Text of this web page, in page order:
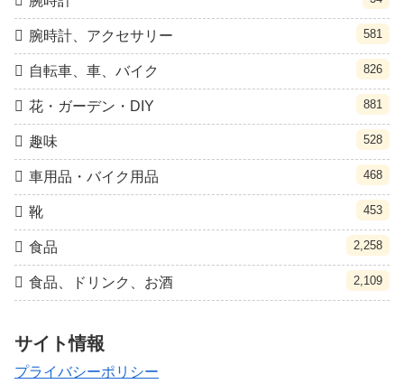
腕時計、アクセサリー 581
自転車、車、バイク 826
花・ガーデン・DIY 881
趣味 528
車用品・バイク用品 468
靴 453
食品 2,258
食品、ドリンク、お酒 2,109
サイト情報
プライバシーポリシー